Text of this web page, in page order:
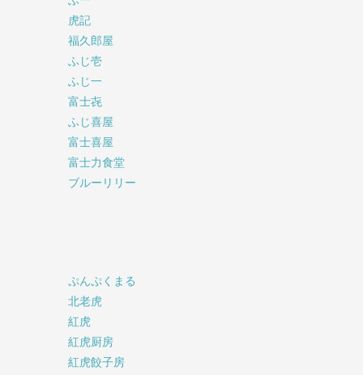
虎記
福久郎屋
ふじ壱
ふじ一
富士㐂
ふじ喜屋
富士喜屋
富士力食堂
ブルーリリー
ぷんぷくまる
北老虎
紅虎
紅虎厨房
紅虎餃子房